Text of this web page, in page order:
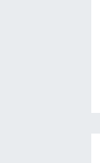
Bilim